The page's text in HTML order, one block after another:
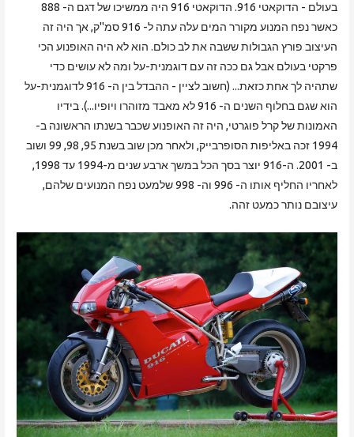
בעולם - הדוקאטי 916. הדוקאטי 916 היה ממשיכו של דגם ה- 888
כאשר נפח המנוע מקורר המים עלה עתה ל- 916 סמ"ק, אך היה זה
העיצוב פורץ הגבולות ששבה את לב כולם. הוא לא היה האופנוע הכי
פרקטי בעולם אבל גם ככה זה עם דוגמנית-על ומה לא עושים כדי
שתהיה לך אחת כזאת... (חשוב לציין - ההבדל בין ה- 916 לדוגמנית-על
הוא שגם בחלוף השנים ה- 916 לא מאבד מזוהרו ויופיו...). בידיו
האמונות של קרל פוגרטי, היה זה האופנוע שכבר בשנתו הראשונה ב-
1994 זכה באליפות הסופרבייק, ולאחר מכן שוב בשנת 95, 98, 99 ושוב
ב- 2001. ה-916 יוצר בסך הכל במשך ארבע שנים מ-1994 עד 1998,
לאחריו החליף אותו ה- 996 וה- 998 שלמעט נפח המנועים שלהם,
עיצובם נותר כמעט זהה.